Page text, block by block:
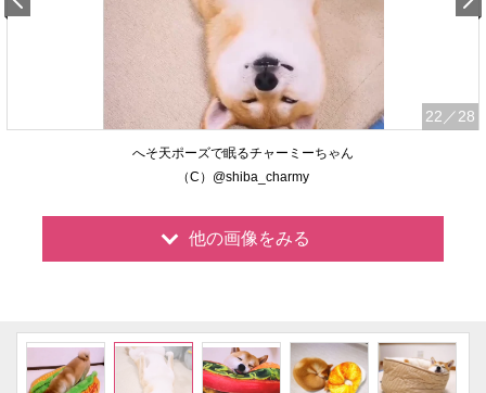
22 ／28
へそ天ポーズで眠るチャーミーちゃん
（C）@shiba_charmy
他の画像をみる